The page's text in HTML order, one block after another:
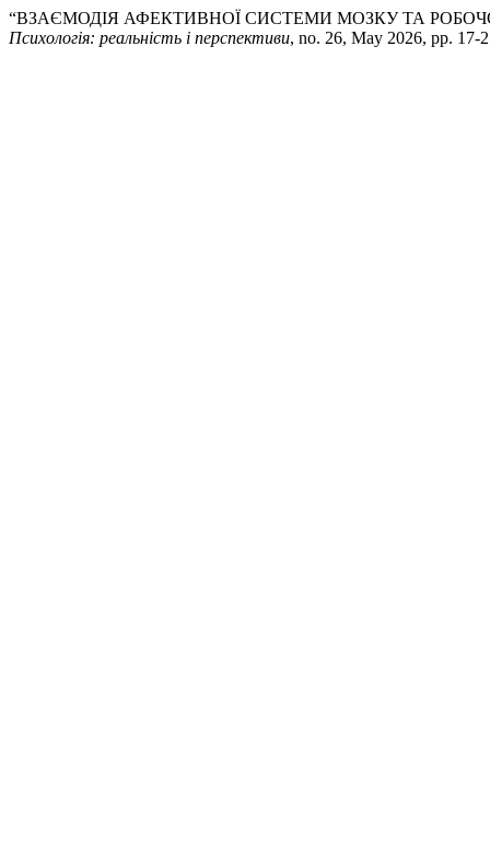
“ВЗАЄМОДІЯ АФЕКТИВНОЇ СИСТЕМИ МОЗКУ ТА
Психологія: реальність і перспективи, no. 26, May 2026, pp. 17-